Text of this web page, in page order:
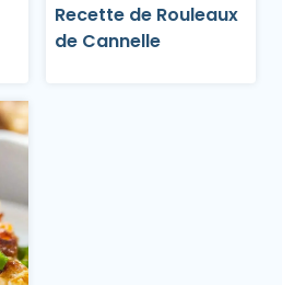
Recette de Rouleaux
de Cannelle